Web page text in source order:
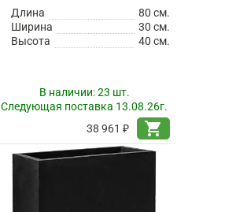
Длина
80 см.
Ширина
30 см.
Высота
40 см.
В наличии:23 шт.
Следующая поставка 13.08.26г.
38 961 ₽
shopping_cart